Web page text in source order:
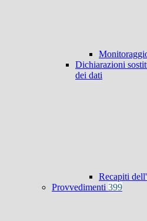
Dichiarazioni
dei dati
Recapiti
Provvedimenti 399